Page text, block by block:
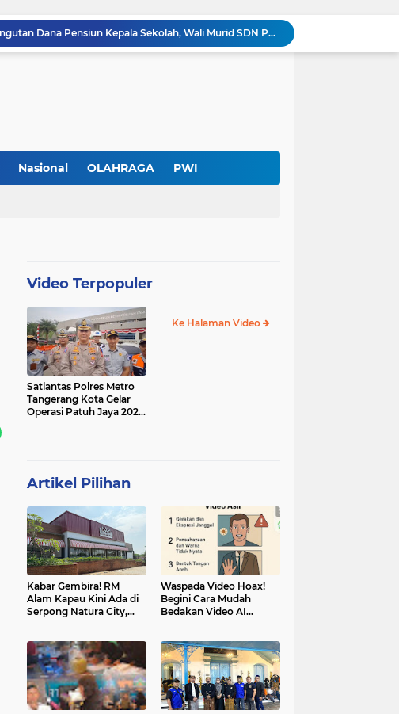
Diduga Ada Pungutan Dana Pensiun Kepala Sekolah, Wali Murid SDN Pasar Kemis 2 Layangkan Pengaduan
Pendekar Bar & Resto Jadi Magnet Pecinta Kuliner dan Hiburan Malam di Tangerang
Anggota TNI AD Tewas dengan 10 Luka Tusuk di Tangerang,Empat Pelaku Ditangkap Kurang dari 24 Jam
Nasional OLAHRAGA PWI
Video Terpopuler
Satlantas Polres Metro
Tangerang Kota Gelar
Operasi Patuh Jaya 2025,
Ke Halaman Video
Artikel Pilihan
Kabar Gembira! RM
Alam Kapau Kini Ada di
Serpong Natura City,
Waspada Video Hoax!
Begini Cara Mudah
Bedakan Video AI